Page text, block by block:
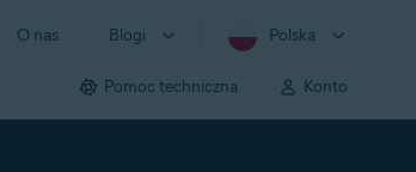
O nas Blogi Polska
Pomoc techniczna Konto